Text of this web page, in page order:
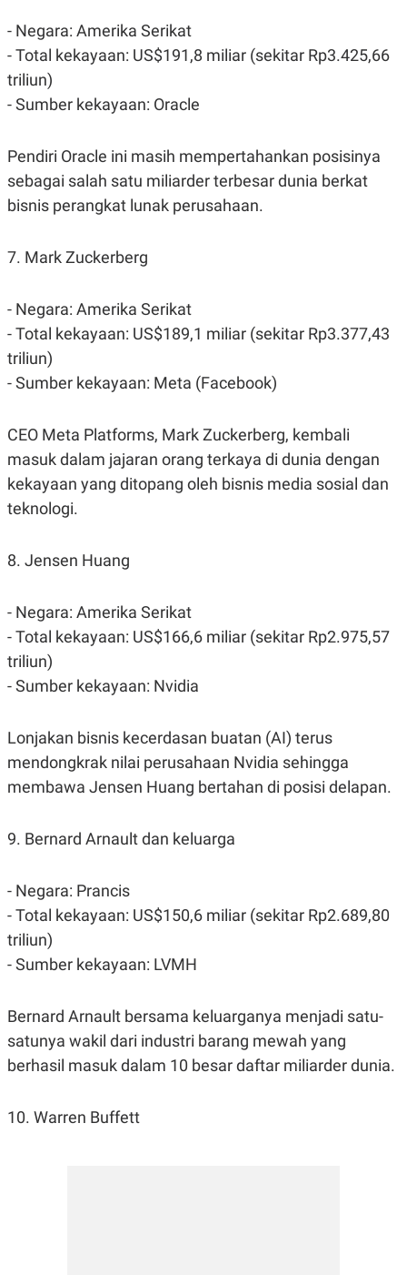
- Negara: Amerika Serikat
- Total kekayaan: US$191,8 miliar (sekitar Rp3.425,66
triliun)
- Sumber kekayaan: Oracle
Pendiri Oracle ini masih mempertahankan posisinya
sebagai salah satu miliarder terbesar dunia berkat
bisnis perangkat lunak perusahaan.
7. Mark Zuckerberg
- Negara: Amerika Serikat
- Total kekayaan: US$189,1 miliar (sekitar Rp3.377,43
triliun)
- Sumber kekayaan: Meta (Facebook)
CEO Meta Platforms, Mark Zuckerberg, kembali
masuk dalam jajaran orang terkaya di dunia dengan
kekayaan yang ditopang oleh bisnis media sosial dan
teknologi.
8. Jensen Huang
- Negara: Amerika Serikat
- Total kekayaan: US$166,6 miliar (sekitar Rp2.975,57
triliun)
- Sumber kekayaan: Nvidia
Lonjakan bisnis kecerdasan buatan (AI) terus
mendongkrak nilai perusahaan Nvidia sehingga
membawa Jensen Huang bertahan di posisi delapan.
9. Bernard Arnault dan keluarga
- Negara: Prancis
- Total kekayaan: US$150,6 miliar (sekitar Rp2.689,80
triliun)
- Sumber kekayaan: LVMH
Bernard Arnault bersama keluarganya menjadi satu-
satunya wakil dari industri barang mewah yang
berhasil masuk dalam 10 besar daftar miliarder dunia.
10. Warren Buffett